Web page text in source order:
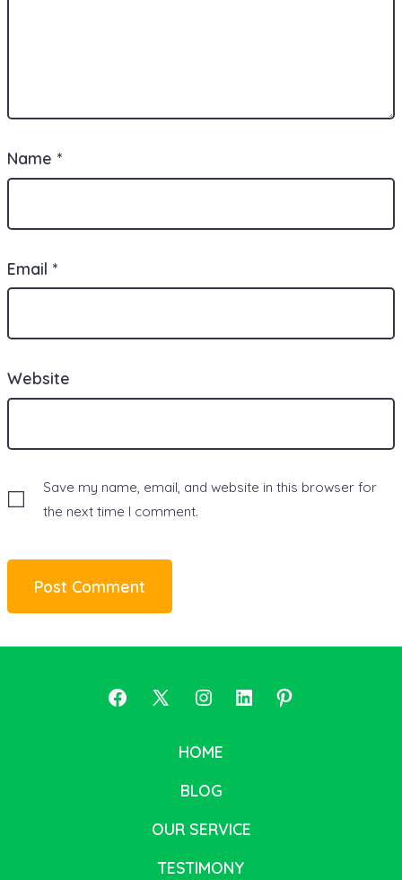
Name *
Email *
Website
Save my name, email, and website in this browser for
the next time I comment.
Open Open
new
Open
a
new
Open
new
HOME
BLOG
OUR SERVICE
TESTIMONY